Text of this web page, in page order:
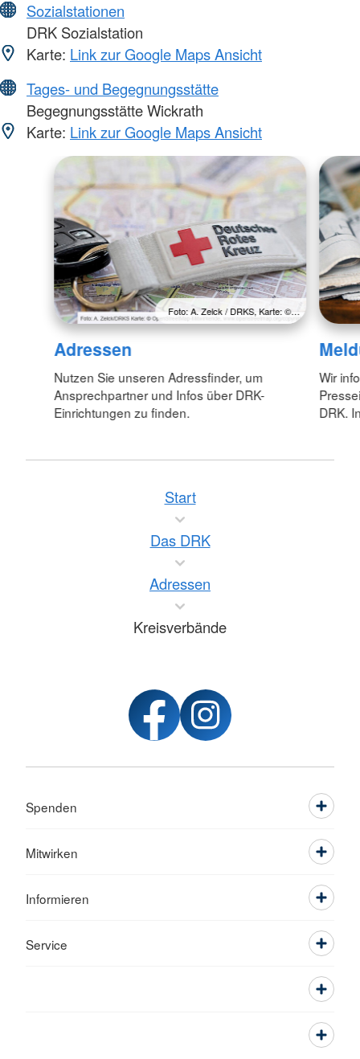
Sozialstationen
DRK Sozialstation
Karte: Link zur Google Maps Ansicht
Tages- und Begegnungsstätte
Begegnungsstätte Wickrath
Karte: Link zur Google Maps Ansicht
Foto: A. Zelck / DRKS, Karte: ©…
Adressen
Nutzen Sie unseren Adressfinder, um
Ansprechpartner und Infos über DRK-
Einrichtungen zu finden.
Wir
DRK.
Start
Das DRK
Adressen
Kreisverbände
Spenden
Mitwirken
Informieren
Service